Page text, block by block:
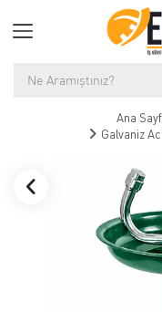
Ana
Galvaniz